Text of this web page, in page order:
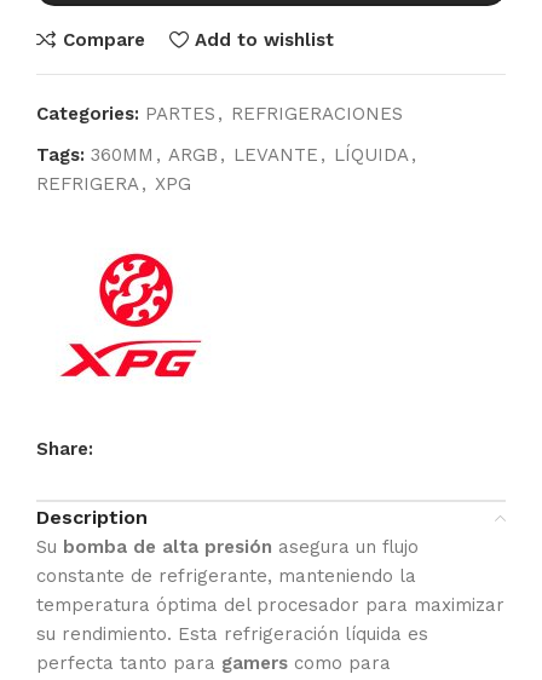
Compare Add to wishlist
Categories: PARTES , REFRIGERACIONES
Tags: 360MM , ARGB , LEVANTE , LÍQUIDA,
REFRIGERA, XPG
Share:
Description
Su bomba de alta presión asegura un flujo
constante de refrigerante, manteniendo la
temperatura óptima del procesador para maximizar
su rendimiento. Esta refrigeración líquida es
perfecta tanto para gamers como para